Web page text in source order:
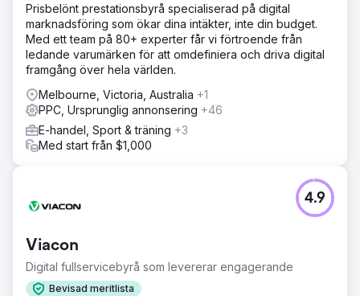
öka MNF:s onlinenärvaro och synlighet. Vi skapade också
en pågående digital marknadsföringsplan för att öka
varumärkesmedvetenhet, varumärkeslojalitet, trafik och
konverteringar (försäljning) via webbplatsen.
Att ha en nybyggd professionell e-handelswebbplats har
ökat deras onlineförsäljning och förfrågningar på
MNF4x4, samt lockat ny trafik till webbplatsen. Deras
onlinenärvaro har också ökat som ett resultat av
Prisbelönt prestationsbyrå specialiserad på digital
marknadsföring som ökar dina intäkter, inte din budget.
Med ett team på 80+ experter får vi förtroende från
ledande varumärken för att omdefiniera och driva digital
framgång över hela världen.
Melbourne, Victoria, Australia +1
PPC, Ursprunglig annonsering +46
E-handel, Sport & träning +3
Med start från $1,000
Viacon
Digital fullservicebyrå som levererar engagerande
Bevisad meritlista
4.9